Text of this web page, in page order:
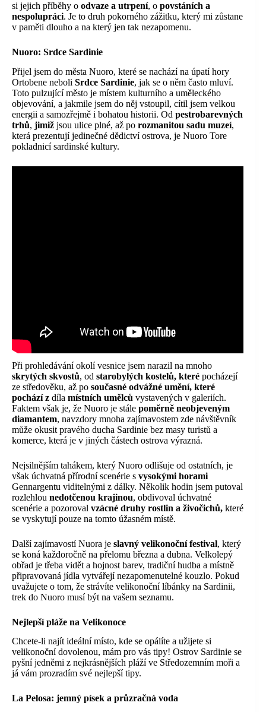
si jejich příběhy o odvaze a utrpení, o povstáních a
nespolupráci. Je to druh pokorného zážitku, který mi zůstane
v paměti dlouho a na který jen tak nezapomenu.
Nuoro: Srdce Sardinie
Přijel jsem do města Nuoro, které se nachází na úpatí hory
Ortobene neboli Srdce Sardinie, jak se o něm často mluví.
Toto pulzující město je místem kulturního a uměleckého
objevování, a jakmile jsem do něj vstoupil, cítil jsem velkou
energii a samozřejmě i bohatou historii. Od pestrobarevných
trhů, jimiž jsou ulice plné, až po rozmanitou sadu muzeí,
která prezentují jedinečné dědictví ostrova, je Nuoro Tore
pokladnicí sardinské kultury.
Při prohledávání okolí vesnice jsem narazil na mnoho
skrytých skvostů, od starobylých kostelů, které pocházejí
ze středověku, až po současné odvážné umění, které
pochází z díla místních umělců vystavených v galeriích.
Faktem však je, že Nuoro je stále poměrně neobjeveným
diamantem, navzdory mnoha zajímavostem zde návštěvník
může okusit pravého ducha Sardinie bez masy turistů a
komerce, která je v jiných částech ostrova výrazná.
Nejsilnějším tahákem, který Nuoro odlišuje od ostatních, je
však úchvatná přírodní scenérie s vysokými horami
Gennargentu viditelnými z dálky. Několik hodin jsem putoval
rozlehlou nedotčenou krajinou, obdivoval úchvatné
scenérie a pozoroval vzácné druhy rostlin a živočichů, které
se vyskytují pouze na tomto úžasném místě.
Další zajímavostí Nuora je slavný velikonoční festival, který
se koná každoročně na přelomu března a dubna. Velkolepý
obřad je třeba vidět a hojnost barev, tradiční hudba a místně
připravovaná jídla vytvářejí nezapomenutelné kouzlo. Pokud
uvažujete o tom, že strávíte velikonoční líbánky na Sardinii,
trek do Nuoro musí být na vašem seznamu.
Nejlepší pláže na Velikonoce
Chcete-li najít ideální místo, kde se opálíte a užijete si
velikonoční dovolenou, mám pro vás tipy! Ostrov Sardinie se
pyšní jedněmi z nejkrásnějších pláží ve Středozemním moři a
já vám prozradím své nejlepší tipy.
La Pelosa: jemný písek a průzračná voda